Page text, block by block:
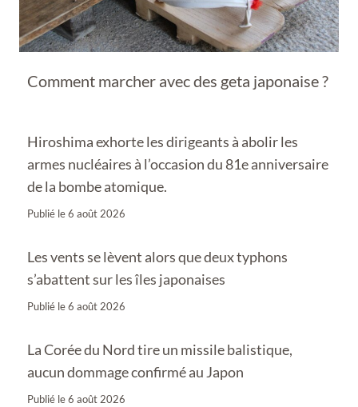
Comment marcher avec des geta japonaise ?
Hiroshima exhorte les dirigeants à abolir les
armes nucléaires à l’occasion du 81e anniversaire
de la bombe atomique.
Publié le6 août 2026
Les vents se lèvent alors que deux typhons
s’abattent sur les îles japonaises
Publié le6 août 2026
La Corée du Nord tire un missile balistique,
aucun dommage confirmé au Japon
Publié le6 août 2026